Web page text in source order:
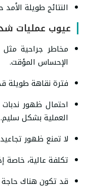
النتائج طويلة
عيوب عمليات
مخاطر جراحية مثل
الإحساس المؤقت.
فترة نقاهة طويلة
احتمال ظهور
العملية بشكل سليم.
لا تمنع ظهور
تكلفة عالية،
قد تكون هناك حاجة